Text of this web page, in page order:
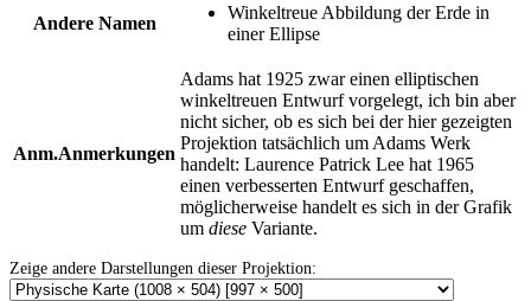
Andere Namen
Winkeltreue Abbildung der Erde in
einer Ellipse
Anm.Anmerkungen
Adams hat 1925 zwar einen elliptischen
winkeltreuen Entwurf vorgelegt, ich bin aber
nicht sicher, ob es sich bei der hier gezeigten
Projektion tatsächlich um Adams Werk
handelt: Laurence Patrick Lee hat 1965
einen verbesserten Entwurf geschaffen,
möglicherweise handelt es sich in der Grafik
um diese Variante.
Zeige andere Darstellungen dieser Projektion: